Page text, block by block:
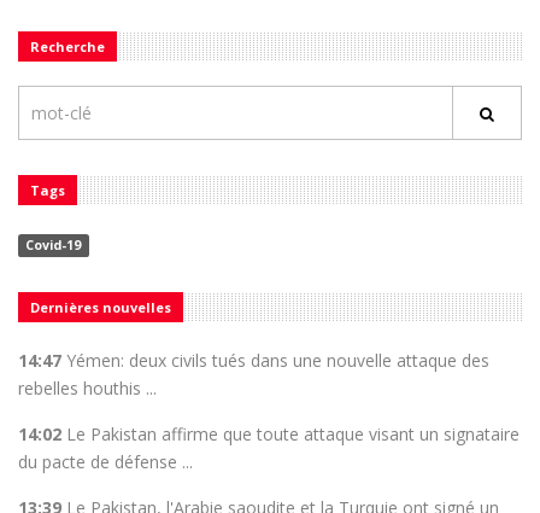
Recherche
Tags
Covid-19
Dernières nouvelles
14:47 Yémen: deux civils tués dans une nouvelle attaque des
rebelles houthis ...
14:02 Le Pakistan affirme que toute attaque visant un signataire
du pacte de défense ...
13:39 Le Pakistan, l'Arabie saoudite et la Turquie ont signé un